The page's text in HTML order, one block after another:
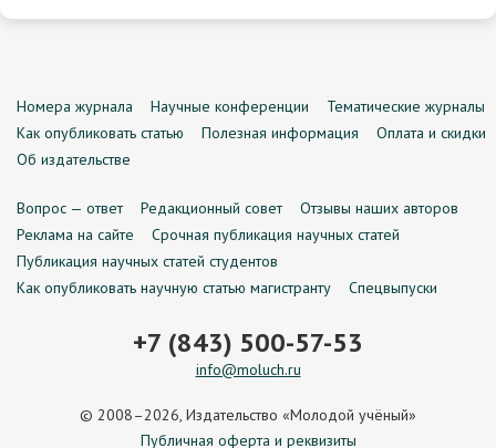
Номера журнала Научные конференции
Тематические журналы
Как опубликовать статью
Полезная информация
Оплата и скидки
Об издательстве
Вопрос — ответ Редакционный совет
Отзывы наших авторов
Реклама на сайте
Срочная публикация научных статей
Публикация научных статей студентов
Как опубликовать научную статью магистранту
Спецвыпуски
+7 (843) 500-57-53
info@moluch.ru
© 2008–2026, Издательство «Молодой учёный»
Публичная оферта и реквизиты